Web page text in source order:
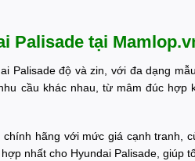
Palisade tại
Palisade độ và zin, với đa dạng
cầu khác nhau, từ mâm đúc
hãng với mức giá cạnh tranh,
nhất cho Hyundai Palisade, giúp